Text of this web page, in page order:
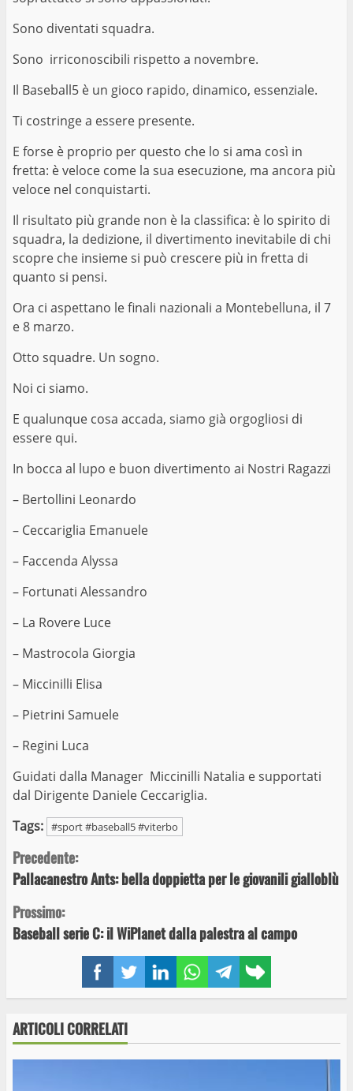
FacebookTwitterLinkedInWhatsAppTelegram
link
Sono diventati squadra.
Sono irriconoscibili rispetto a novembre.
Il Baseball5 è un gioco rapido, dinamico, essenziale.
Ti costringe a essere presente.
E forse è proprio per questo che lo si ama così in
fretta: è veloce come la sua esecuzione, ma ancora più
veloce nel conquistarti.
Il risultato più grande non è la classifica: è lo spirito di
squadra, la dedizione, il divertimento inevitabile di chi
scopre che insieme si può crescere più in fretta di
quanto si pensi.
Ora ci aspettano le finali nazionali a Montebelluna, il 7
e 8 marzo.
Otto squadre. Un sogno.
Noi ci siamo.
E qualunque cosa accada, siamo già orgogliosi di
essere qui.
In bocca al lupo e buon divertimento ai Nostri Ragazzi
– Bertollini Leonardo
– Ceccariglia Emanuele
– Faccenda Alyssa
– Fortunati Alessandro
– La Rovere Luce
– Mastrocola Giorgia
– Miccinilli Elisa
– Pietrini Samuele
– Regini Luca
Guidati dalla Manager Miccinilli Natalia e supportati
dal Dirigente Daniele Ceccariglia.
Tags: #sport #baseball5 #viterbo
Continue
Reading
Precedente:
Pallacanestro Ants: bella doppietta per le giovanili gialloblù
Prossimo:
Baseball serie C: il WiPlanet dalla palestra al campo
ARTICOLI CORRELATI